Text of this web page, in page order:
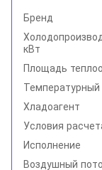
Бренд
кВт
Площадь
Хладоагент
Условия
Исполнение
Воздушный